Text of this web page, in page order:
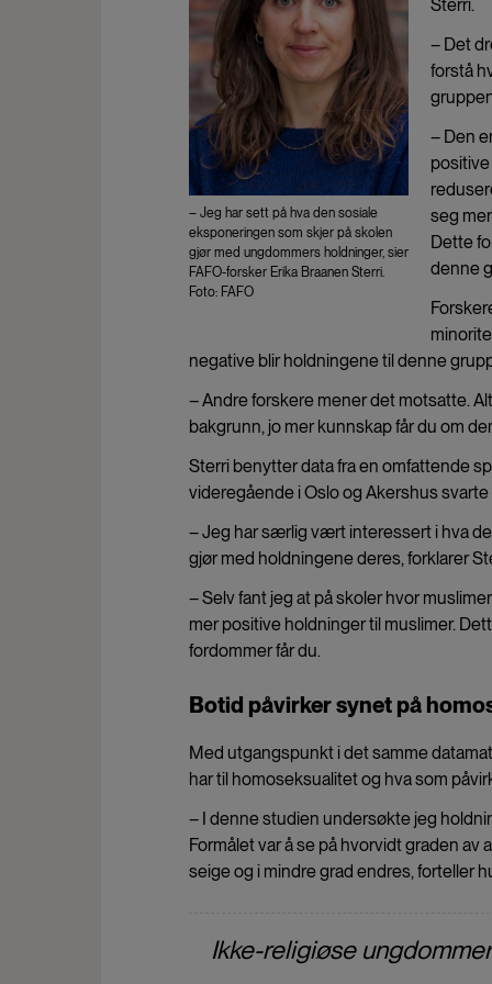
– Jeg har sett på hva den sosiale
eksponeringen som skjer på skolen
gjør med ungdommers holdninger, sier
FAFO-forsker Erika Braanen Sterri.
Foto: FAFO
Sterri.
– Det
forstå
– Den
seg
Dette
denne
negative blir holdningene til denne
– Andre forskere mener det motsatte.
bakgrunn, jo mer kunnskap får du om
Sterri benytter data fra en omfattende
videregående i Oslo og Akershus
– Jeg har særlig vært interessert i hva
gjør med holdningene deres, forklarer
– Selv fant jeg at på skoler hvor
mer positive holdninger til muslimer.
fordommer får du.
Botid påvirker synet på
Med utgangspunkt i det samme
har til homoseksualitet og hva som
– I denne studien undersøkte jeg
Formålet var å se på hvorvidt graden
seige og i mindre grad endres, forteller
Ikke-religiøse